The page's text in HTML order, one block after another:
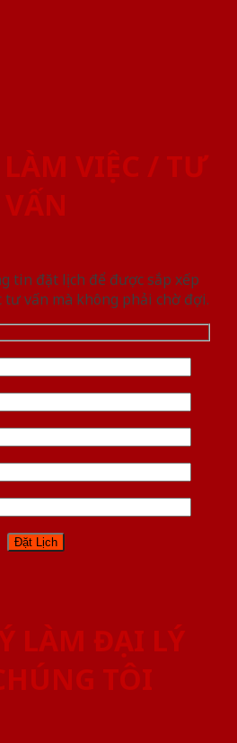
VIỆC / TƯ
VẤN
tin đặt lịch để được sắp xếp
tư vấn mà không phải chờ đợi.
LÀM ĐẠI LÝ
TÔI